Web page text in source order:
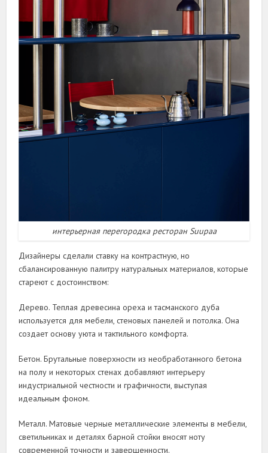
интерьерная перегородка ресторан Suupaa
Дизайнеры сделали ставку на контрастную, но
сбалансированную палитру натуральных материалов, которые
стареют с достоинством:
Дерево. Теплая древесина ореха и тасманского дуба
используется для мебели, стеновых панелей и потолка. Она
создает основу уюта и тактильного комфорта.
Бетон. Брутальные поверхности из необработанного бетона
на полу и некоторых стенах добавляют интерьеру
индустриальной честности и графичности, выступая
идеальным фоном.
Металл. Матовые черные металлические элементы в мебели,
светильниках и деталях барной стойки вносят ноту
современной точности и завершенности.